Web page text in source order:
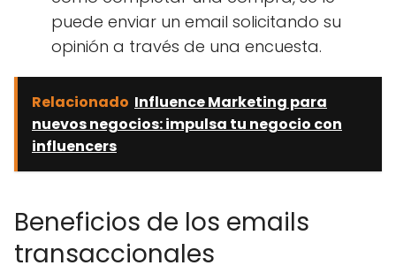
puede enviar un email solicitando su
opinión a través de una encuesta.
Relacionado Influence Marketing para
nuevos negocios: impulsa tu negocio con
influencers
Beneficios de los emails
transaccionales